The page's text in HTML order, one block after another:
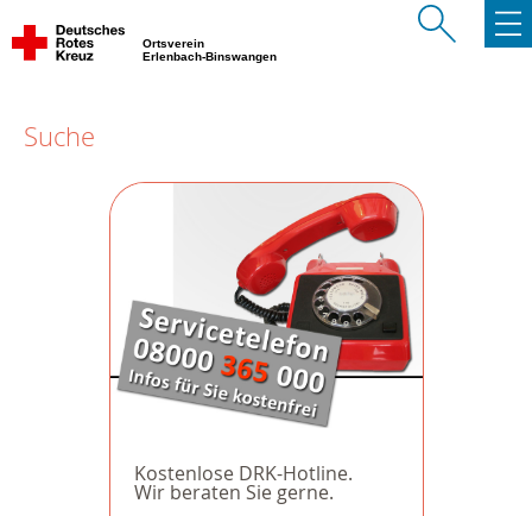
Ortsverein
Erlenbach-Binswangen
Suche
Kostenlose DRK-Hotline.
Wir beraten Sie gerne.